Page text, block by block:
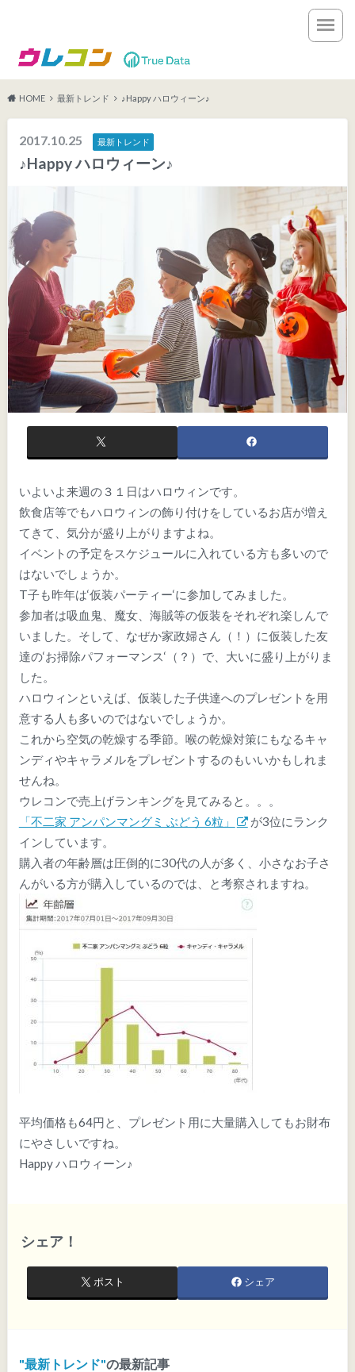
HOME 最新トレンド ♪Happy ハロウィーン♪
2017.10.25 最新トレンド
♪Happy ハロウィーン♪
いよいよ来週の３１日はハロウィンです。
飲食店等でもハロウィンの飾り付けをしているお店が増え
てきて、気分が盛り上がりますよね。
イベントの予定をスケジュールに入れている方も多いので
はないでしょうか。
T子も昨年は‘仮装パーティー‘に参加してみました。
参加者は吸血鬼、魔女、海賊等の仮装をそれぞれ楽しんで
いました。そして、なぜか家政婦さん（！）に仮装した友
達の‘お掃除パフォーマンス‘（？）で、大いに盛り上がりま
した。
ハロウィンといえば、仮装した子供達へのプレゼントを用
意する人も多いのではないでしょうか。
これから空気の乾燥する季節。喉の乾燥対策にもなるキャ
ンディやキャラメルをプレゼントするのもいいかもしれま
せんね。
ウレコンで売上げランキングを見てみると。。。
「不二家 アンパンマングミ ぶどう 6粒」
が3位にランク
インしています。
購入者の年齢層は圧倒的に30代の人が多く、小さなお子さ
んがいる方が購入しているのでは、と考察されますね。
平均価格も64円と、プレゼント用に大量購入してもお財布
にやさしいですね。
Happy ハロウィーン♪
シェア！
ポスト シェア
最新トレンド の最新記事